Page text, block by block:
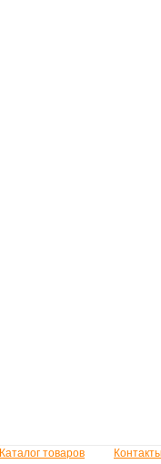
Каталог товаров Контакты